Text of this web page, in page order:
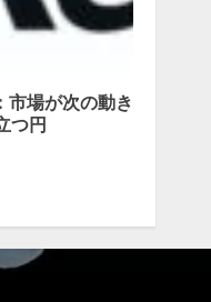
市場が次の動き
つ円